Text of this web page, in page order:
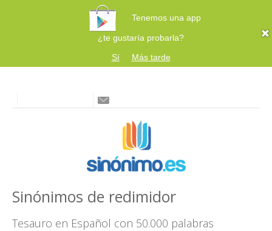
Tenemos una app
¿te gustaría probarla?
Sí
Más tarde
Sinónimos de redimidor
Tesauro en Español con 50.000 palabras